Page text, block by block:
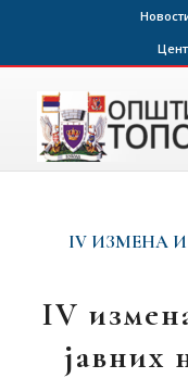
IV ИЗМЕНА
IV
јавних